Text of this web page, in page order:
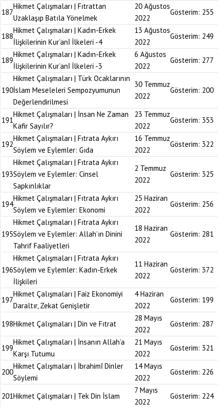
187
Hikmet Çalışmaları | Fıtrattan
Uzaklaşıp Batıla Yönelmek
20 Ağustos
2022
Gösterim: 255
188
Hikmet Çalışmaları | Kadın-Erkek
İlişkilerinin Kur’anî İlkeleri -4
13 Ağustos
2022
Gösterim: 249
189
Hikmet Çalışmaları | Kadın-Erkek
İlişkilerinin Kur’anî İlkeleri -3
6 Ağustos
2022
Gösterim: 277
190
Hikmet Çalışmaları | Türk Ocaklarının
İslam Meseleleri Sempozyumunun
Değerlendirilmesi
30 Temmuz
2022
Gösterim: 200
191
Hikmet Çalışmaları | İnsan Ne Zaman
Kafir Sayılır?
23 Temmuz
2022
Gösterim: 353
192
Hikmet Çalışmaları | Fıtrata Aykırı
Söylem ve Eylemler: Gıda
16 Temmuz
2022
Gösterim: 322
193
Hikmet Çalışmaları | Fıtrata Aykırı
Söylem ve Eylemler: Cinsel
Sapkınlıklar
2 Temmuz
2022
Gösterim: 325
194
Hikmet Çalışmaları | Fıtrata Aykırı
Söylem ve Eylemler: Ekonomi
25 Haziran
2022
Gösterim: 256
195
Hikmet Çalışmaları | Fıtrata Aykırı
Söylem ve Eylemler: Allah’ın Dinini
Tahrif Faaliyetleri
18 Haziran
2022
Gösterim: 281
196
Hikmet Çalışmaları | Fıtrata Aykırı
Söylem ve Eylemler: Kadın-Erkek
İlişkileri
11 Haziran
2022
Gösterim: 372
197
Hikmet Çalışmaları | Faiz Ekonomiyi
Daraltır, Zekat Genişletir
4 Haziran
2022
Gösterim: 199
198Hikmet Çalışmaları | Din ve Fıtrat
28 Mayıs
2022
Gösterim: 287
199
Hikmet Çalışmaları | İnsanın Allah’a
Karşı Tutumu
21 Mayıs
2022
Gösterim: 321
200
Hikmet Çalışmaları | İbrahimî Dinler
Söylemi
14 Mayıs
2022
Gösterim: 226
201Hikmet Çalışmaları | Tek Din İslam
7 Mayıs
2022
Gösterim: 224